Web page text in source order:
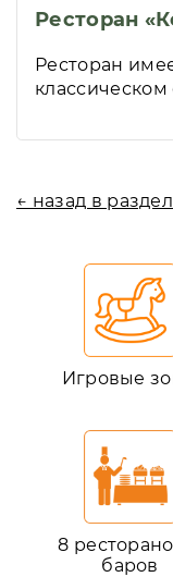
Ресторан
Ресторан
классическом
← назад в раздел
Игровые
8
баров